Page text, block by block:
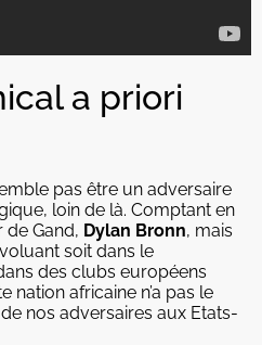
a priori
pas être un adversaire
loin de là. Comptant en
de Gand, Dylan Bronn, mais
soit dans le
des clubs européens
nation africaine n’a pas le
nos adversaires aux Etats-